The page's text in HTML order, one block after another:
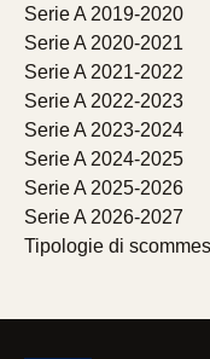
Serie A 2019-2020
Serie A 2020-2021
Serie A 2021-2022
Serie A 2022-2023
Serie A 2023-2024
Serie A 2024-2025
Serie A 2025-2026
Serie A 2026-2027
Tipologie di